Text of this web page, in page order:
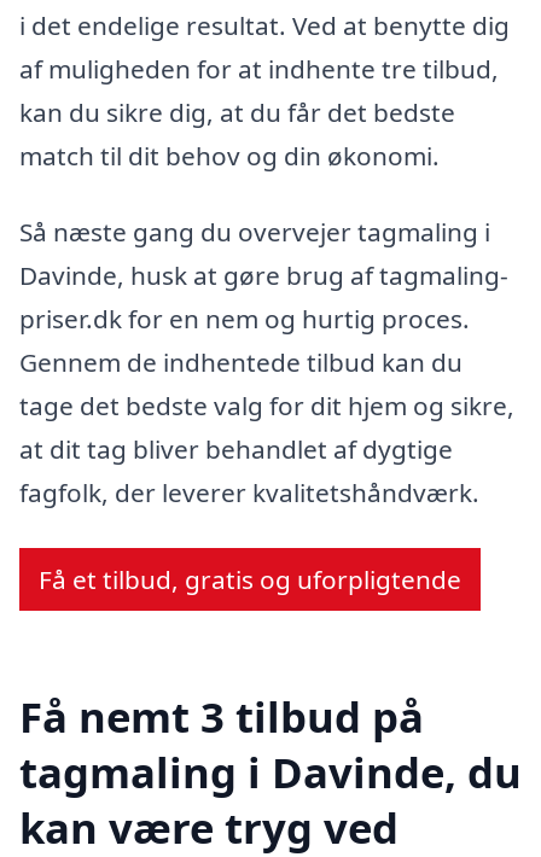
i det endelige resultat. Ved at benytte dig
af muligheden for at indhente tre tilbud,
kan du sikre dig, at du får det bedste
match til dit behov og din økonomi.
Så næste gang du overvejer tagmaling i
Davinde, husk at gøre brug af tagmaling-
priser.dk for en nem og hurtig proces.
Gennem de indhentede tilbud kan du
tage det bedste valg for dit hjem og sikre,
at dit tag bliver behandlet af dygtige
fagfolk, der leverer kvalitetshåndværk.
Få et tilbud, gratis og uforpligtende
Få nemt 3 tilbud på
tagmaling i Davinde, du
kan være tryg ved